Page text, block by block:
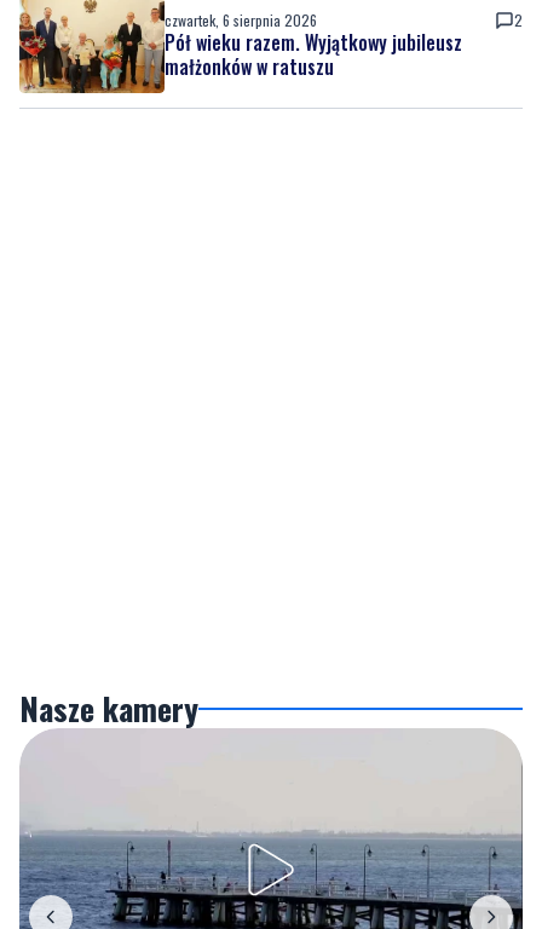
czwartek, 6 sierpnia 2026 2
Pół wieku razem. Wyjątkowy jubileusz
małżonków w ratuszu
Nasze kamery